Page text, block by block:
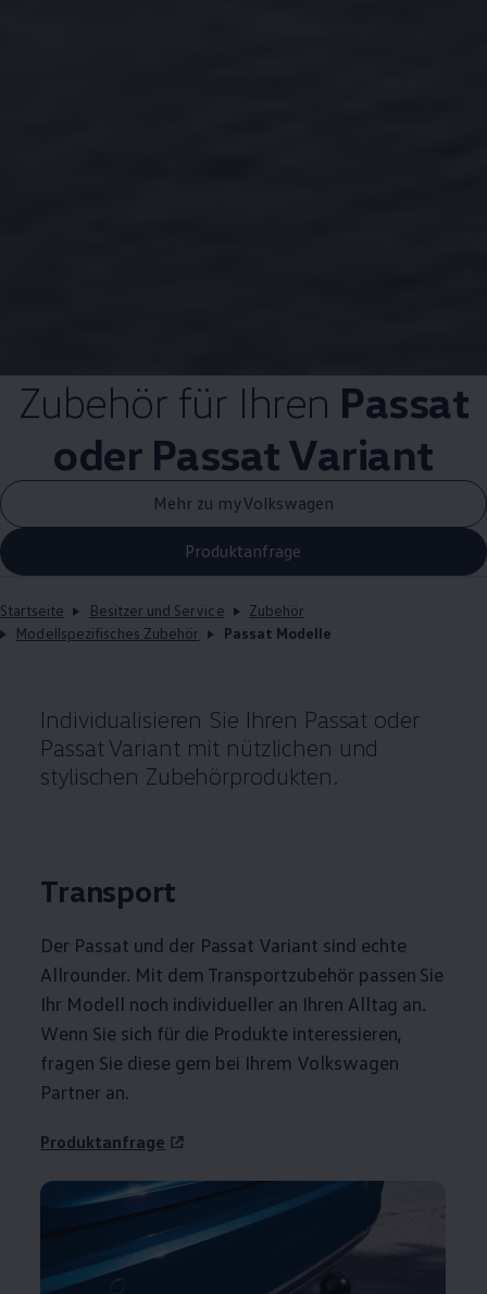
Zubehörfür Ihren Passat
oder PassatVariant
Mehr zu myVolkswagen
Produktanfrage
Startseite Besitzer und Service
Zubehör
Modellspezifisches Zubehör
Passat Modelle
Individualisieren Sie Ihren Passat oder
Passat Variantmit nützlichen und
stylischen Zubehörprodukten.
Transport
Der Passat und der Passat Variant sind echte
Allrounder. Mit dem Transportzubehör passen Sie
Ihr Modell noch individueller an Ihren Alltag an.
Wenn Sie sich für die Produkte interessieren,
fragen Sie diese gern bei Ihrem Volkswagen
Partner an.
Produktanfrage